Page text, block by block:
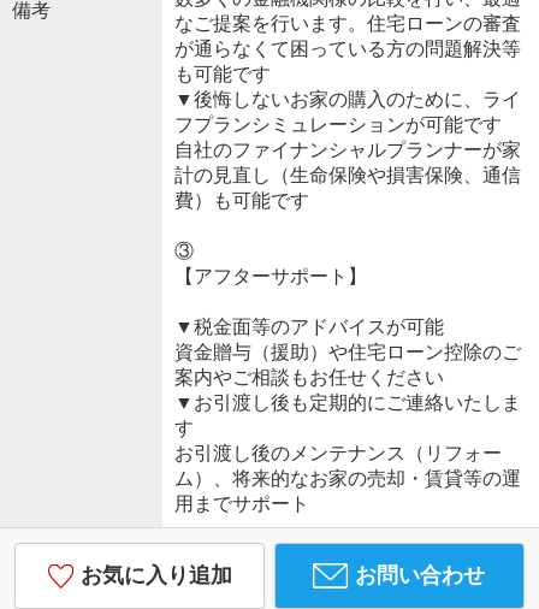
備考
なご提案を行います。住宅ローンの審査
が通らなくて困っている方の問題解決等
も可能です
▼後悔しないお家の購入のために、ライ
フプランシミュレーションが可能です
自社のファイナンシャルプランナーが家
計の見直し（生命保険や損害保険、通信
費）も可能です
③
【アフターサポート】
▼税金面等のアドバイスが可能
資金贈与（援助）や住宅ローン控除のご
案内やご相談もお任せください
▼お引渡し後も定期的にご連絡いたしま
す
お引渡し後のメンテナンス（リフォー
ム）、将来的なお家の売却・賃貸等の運
用までサポート
お気に入り追加 お問い合わせ